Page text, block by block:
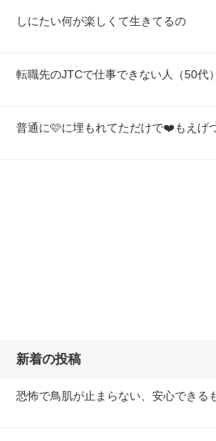
しにたい何が楽しくて生きてるの
転職先のJTCで仕事できない人（50代
普通に🩷に埋もれてただけで❤️もえげ
新着の投稿
恐怖で鳥肌が止まらない、安心できる